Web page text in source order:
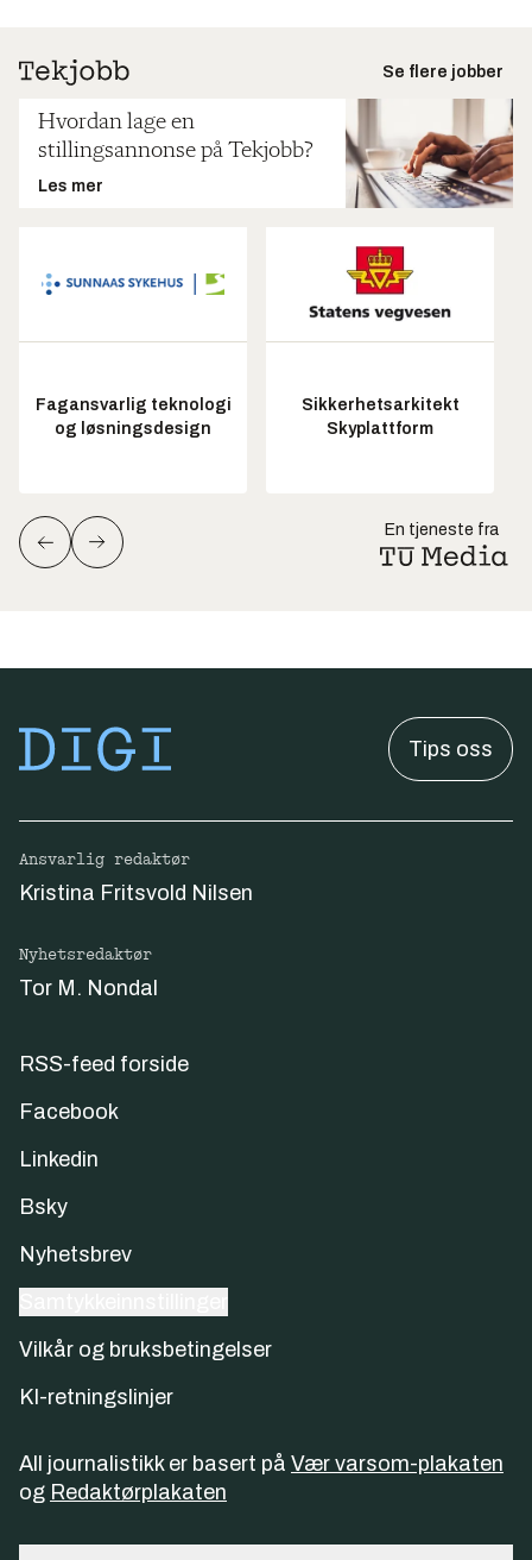
Se flere jobber
Hvordan lage en
stillingsannonse på Tekjobb?
Les mer
Fagansvarlig teknologi
og løsningsdesign
Sikkerhetsarkitekt
Skyplattform
En tjeneste fra
Tips oss
Ansvarlig redaktør
Kristina Fritsvold Nilsen
Nyhetsredaktør
Tor M. Nondal
RSS-feed forside
Facebook
Linkedin
Bsky
Nyhetsbrev
Vilkår og bruksbetingelser
KI-retningslinjer
All journalistikk er basert på Vær varsom-plakaten
og Redaktørplakaten